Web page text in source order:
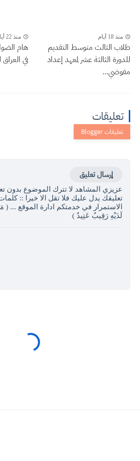
منذ 18 أيام
طلاب الثالث متوسط التقديم
للدورة الثالثة عشر لمعهد إعداد
مفوضي...
منذ 22 أيام
هام
في العراق
تعليقات
إرسال تعليق
عزيزي المشاهد لا تترك الموضوع بدون
تعليقك يدل عليك فلا تقل الا خيرا ::
الاستمرار في خدمتكم ادارة الموقع ... (
لَدَيْهِ رَقِيبٌ عَتِيدٌ )